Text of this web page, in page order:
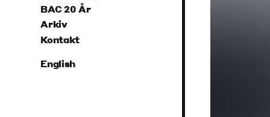
BAC 20 År
Arkiv
Kontakt
English